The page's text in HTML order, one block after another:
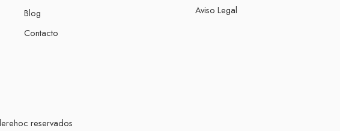
Blog
Contacto
Aviso Legal
reservados